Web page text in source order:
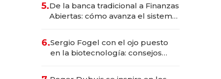
5.De la banca tradicional a Finanzas
Abiertas: cómo avanza el sistema
6.Sergio Fogel con el ojo puesto
en la biotecnología: consejos